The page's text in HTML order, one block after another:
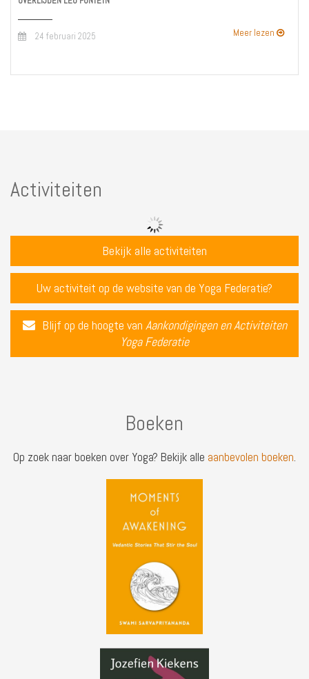
24 februari 2025 Meer lezen
Activiteiten
Bekijk alle activiteiten
Uw activiteit op de website van de Yoga Federatie?
Blijf op de hoogte van Aankondigingen en Activiteiten
Yoga Federatie
Boeken
Op zoek naar boeken over Yoga? Bekijk alle aanbevolen boeken.